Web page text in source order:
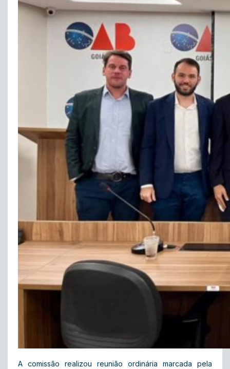
A comissão realizou reunião ordinária marcada pela